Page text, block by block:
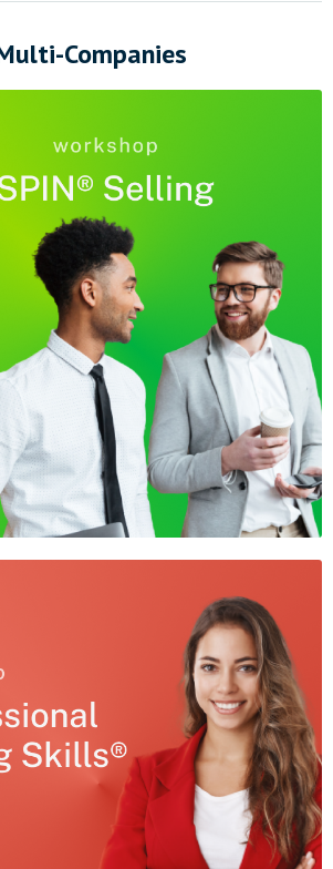
Companies